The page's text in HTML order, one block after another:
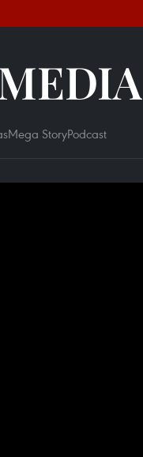
Mega StoryPodcast